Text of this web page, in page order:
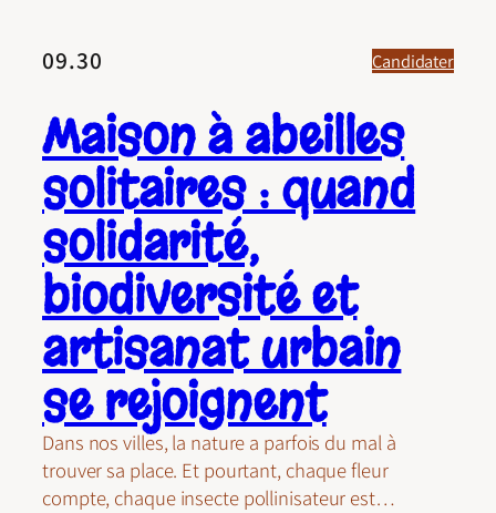
09.30 Candidater
Maison à abeilles
solitaires : quand
solidarité,
biodiversité et
artisanat urbain
se rejoignent
Dans nos villes, la nature a parfois du mal à
trouver sa place. Et pourtant, chaque fleur
compte, chaque insecte pollinisateur est…